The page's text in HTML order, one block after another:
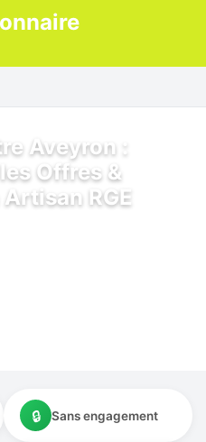
Aveyron :
Offres &
RGE
🔒 Sans engagement